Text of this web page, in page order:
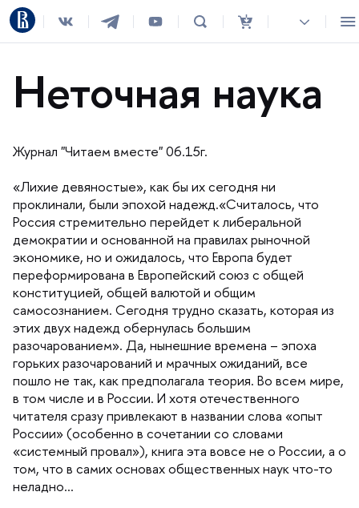
Неточная наука
Журнал "Читаем вместе" 06.15г.
«Лихие девяностые», как бы их сегодня ни
проклинали, были эпохой надежд.«Считалось, что
Россия стремительно перейдет к либеральной
демократии и основанной на правилах рыночной
экономике, но и ожидалось, что Европа будет
переформирована в Европейский союз с общей
конституцией, общей валютой и общим
самосознанием. Сегодня трудно сказать, которая из
этих двух надежд обернулась большим
разочарованием». Да, нынешние времена – эпоха
орьких разочарований и мрачных ожиданий, все
пошло не так, как предполагала теория. Во всем мире,
том числе и в России. И хотя отечественного
читателя сразу привлекают в названии слова «опыт
России» (особенно в сочетании со словами
«системный провал»), книга эта вовсе не о России, а о
том, что в самих основах общественных наук что-то
неладно